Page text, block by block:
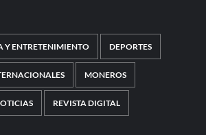
Y ENTRETENIMIENTO DEPORTES
MONEROS
REVISTA DIGITAL